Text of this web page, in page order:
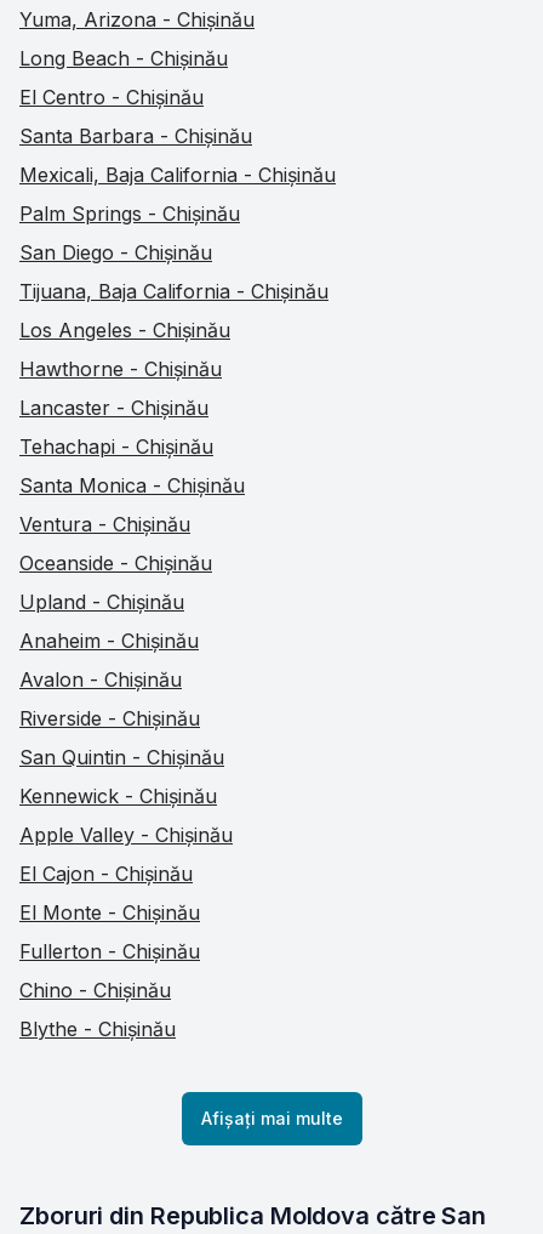
Yuma, Arizona - Chișinău
Long Beach - Chișinău
El Centro - Chișinău
Santa Barbara - Chișinău
Mexicali, Baja California - Chișinău
Palm Springs - Chișinău
San Diego - Chișinău
Tijuana, Baja California - Chișinău
Los Angeles - Chișinău
Hawthorne - Chișinău
Lancaster - Chișinău
Tehachapi - Chișinău
Santa Monica - Chișinău
Ventura - Chișinău
Oceanside - Chișinău
Upland - Chișinău
Anaheim - Chișinău
Avalon - Chișinău
Riverside - Chișinău
San Quintin - Chișinău
Kennewick - Chișinău
Apple Valley - Chișinău
El Cajon - Chișinău
El Monte - Chișinău
Fullerton - Chișinău
Chino - Chișinău
Blythe - Chișinău
Afișați mai multe
Zboruri din Republica Moldova către San